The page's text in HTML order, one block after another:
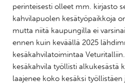
perinteisesti olleet mm. kirjasto
kahvilapuolen kesätyöpaikkoja
mutta niitä kaupungilla ei
ennen kuin keväällä 2025
kesäkahvilatoimintaa
kesäkahvila työllisti alkukesästä
laajenee koko kesäksi